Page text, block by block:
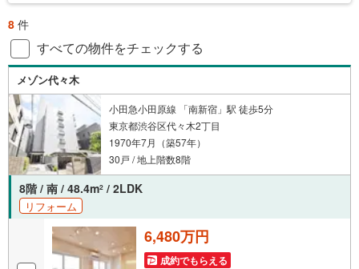
8 件
すべての物件をチェックする
メゾン代々木
小田急小田原線 「南新宿」駅 徒歩5分
東京都渋谷区代々木2丁目
1970年7月（築57年）
30戸 / 地上階数8階
8階 / 南 / 48.4m2 / 2LDK
リフォーム
6,480万円
成約でもらえる